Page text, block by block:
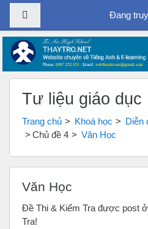
Chuyển tới nội dung chính
Bảng điều khiển cạnhĐang
Tư liệu giáo dục
Trang chủ Khoá học Diễn
Chủ đề 4
Văn Học
Văn Học
Đề Thi & Kiểm Tra được post
Tra!